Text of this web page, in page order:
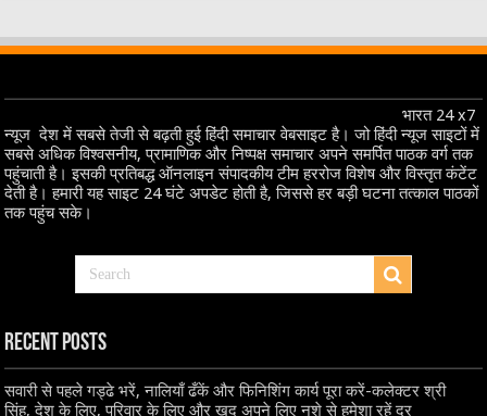
भारत 24 x7
न्यूज देश में सबसे तेजी से बढ़ती हुई हिंदी समाचार वेबसाइट है। जो हिंदी न्यूज साइटों में
सबसे अधिक विश्वसनीय, प्रामाणिक और निष्पक्ष समाचार अपने समर्पित पाठक वर्ग तक
पहुंचाती है। इसकी प्रतिबद्ध ऑनलाइन संपादकीय टीम हररोज विशेष और विस्तृत कंटेंट
देती है। हमारी यह साइट 24 घंटे अपडेट होती है, जिससे हर बड़ी घटना तत्काल पाठकों
तक पहुंच सके।
Recent Posts
सवारी से पहले गड्ढे भरें, नालियाँ ढँकें और फिनिशिंग कार्य पूरा करें-कलेक्टर श्री
सिंह, देश के लिए, परिवार के लिए और खुद अपने लिए नशे से हमेशा रहें दूर